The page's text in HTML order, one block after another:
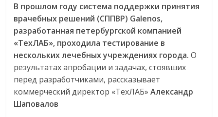
В прошлом году система поддержки принятия
врачебных решений (СППВР) Galenos,
разработанная петербургской компанией
«ТехЛАБ», проходила тестирование в
нескольких лечебных учреждениях города.О
результатах апробации и задачах, стоявших
перед разработчиками, рассказывает
коммерческий директор «ТехЛАБ»Александр
Шаповалов